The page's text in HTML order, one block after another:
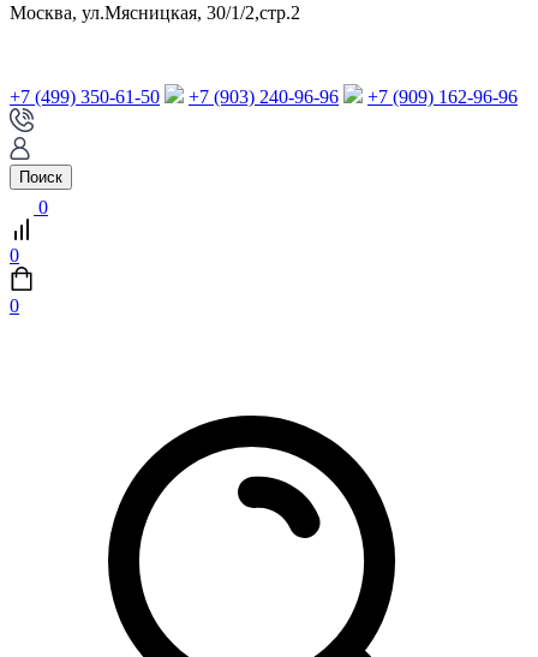
Москва, ул.Мясницкая, 30/1/2,стр.2
+7 (499) 350-61-50 +7 (903) 240-96-96 +7 (909) 162-96-96
Поиск
0
0
0